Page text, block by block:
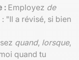
: Employez de
"Il a révisé, si bien
quand, lorsque,
quand tu